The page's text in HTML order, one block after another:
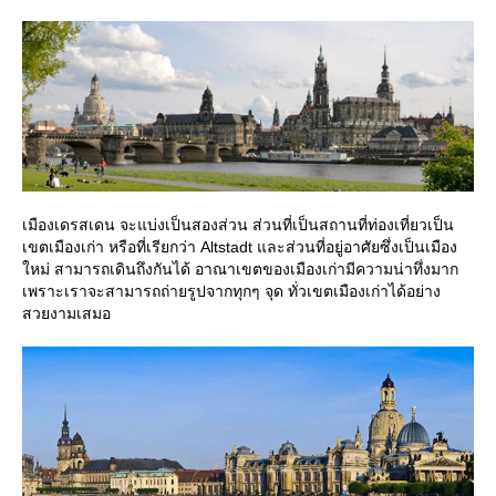
เมืองเดรสเดน จะแบ่งเป็นสองส่วน ส่วนที่เป็นสถานที่ท่องเที่ยวเป็น
เขตเมืองเก่า หรือที่เรียกว่า Altstadt และส่วนที่อยู่อาศัยซึ่งเป็นเมือง
หม่ สามารถเดินถึงกันได้ อาณาเขตของเมืองเก่ามีความน่าทึ่งมาก
เพราะเราจะสามารถถ่ายรูปจากทุกๆ จุด ทั่วเขตเมืองเก่าได้อย่าง
สวยงามเสมอ